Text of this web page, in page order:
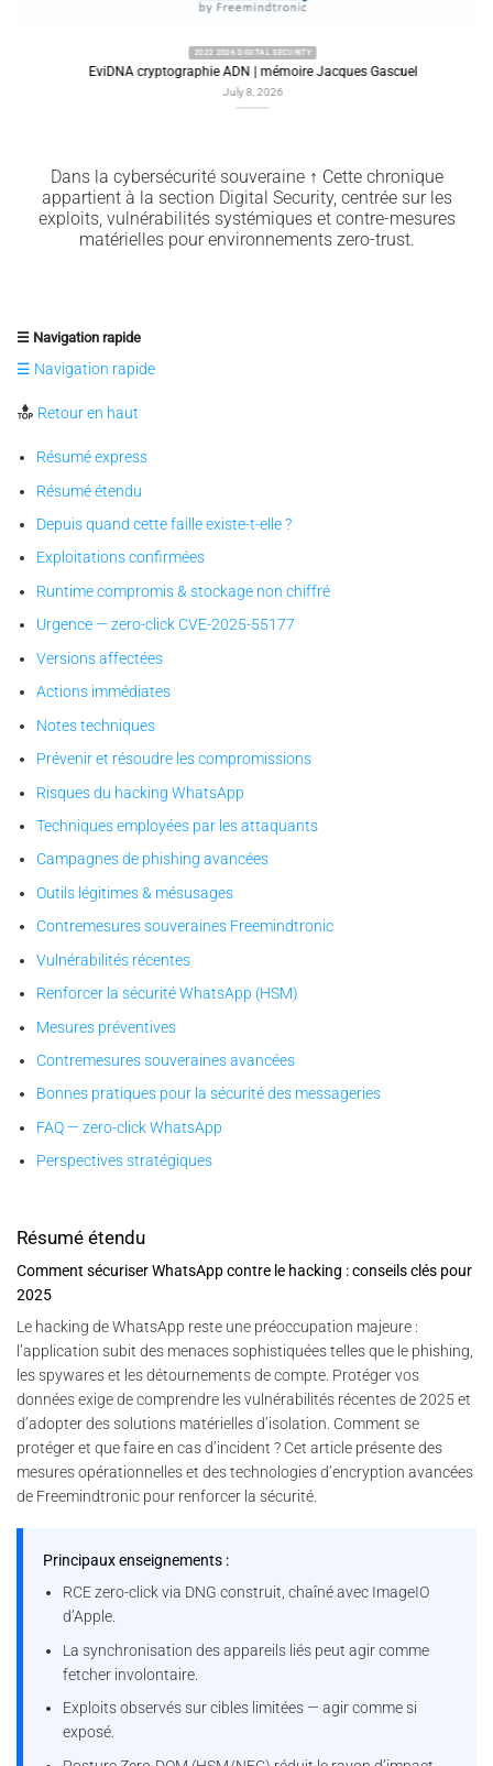
2022 2026 DIGITAL SECURITY
EviDNA cryptographie ADN | mémoire Jacques Gascuel
July 8, 2026
Dans la cybersécurité souveraine ↑ Cette chronique
appartient à la section Digital Security, centrée sur les
exploits, vulnérabilités systémiques et contre-mesures
matérielles pour environnements zero-trust.
☰ Navigation rapide
☰ Navigation rapide
Retour en haut
Résumé express
Résumé étendu
Depuis quand cette faille existe-t-elle ?
Exploitations confirmées
Runtime compromis & stockage non chiffré
Urgence — zero-click CVE-2025-55177
Versions affectées
Actions immédiates
Notes techniques
Prévenir et résoudre les compromissions
Risques du hacking WhatsApp
Techniques employées par les attaquants
Campagnes de phishing avancées
Outils légitimes & mésusages
Contremesures souveraines Freemindtronic
Vulnérabilités récentes
Renforcer la sécurité WhatsApp (HSM)
Mesures préventives
Contremesures souveraines avancées
Bonnes pratiques pour la sécurité des messageries
FAQ — zero-click WhatsApp
Perspectives stratégiques
Résumé étendu
Comment sécuriser WhatsApp contre le hacking : conseils clés pour
2025
Le hacking de WhatsApp reste une préoccupation majeure :
l’application subit des menaces sophistiquées telles que le phishing,
les spywares et les détournements de compte. Protéger vos
données exige de comprendre les vulnérabilités récentes de 2025 et
d’adopter des solutions matérielles d’isolation. Comment se
protéger et que faire en cas d’incident ? Cet article présente des
mesures opérationnelles et des technologies d’encryption avancées
de Freemindtronic pour renforcer la sécurité.
Principaux enseignements :
RCE zero-click via DNG construit, chaîné avec ImageIO
d’Apple.
La synchronisation des appareils liés peut agir comme
fetcher involontaire.
Exploits observés sur cibles limitées — agir comme si
exposé.